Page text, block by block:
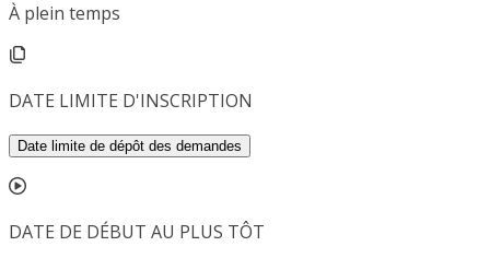
À plein temps
DATE LIMITE D'INSCRIPTION
Date limite de dépôt des demandes
DATE DE DÉBUT AU PLUS TÔT